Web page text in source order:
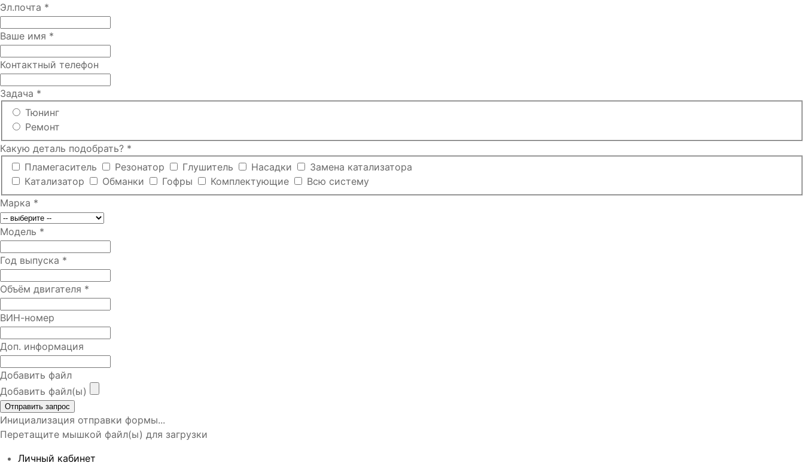
Эл.почта *
Ваше имя *
Контактный телефон
Задача *
Тюнинг
Ремонт
Какую деталь подобрать? *
Пламегаситель
Резонатор Глушитель Насадки
Замена катализатора
Катализатор
Обманки Гофры Комплектующие
Всю систему
Марка *
Модель *
Год выпуска *
Объём двигателя *
ВИН-номер
Доп. информация
Добавить файл
Добавить файл(ы)
Отправить запрос
Инициализация отправки формы...
Перетащите мышкой файл(ы) для загрузки
Личный кабинет